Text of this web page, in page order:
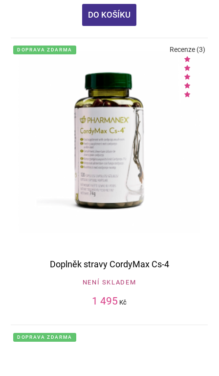
DO KOŠÍKU
DOPRAVA ZDARMA
Doplněk stravy CordyMax Cs-4
NENÍ SKLADEM
1 495 Kč
Recenze (3)
DOPRAVA ZDARMA